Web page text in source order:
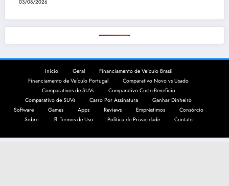
03/08/2026
Início Geral
Financiamento de Veículo Brasil
Financiamento de Veículo Portugal
Comparativo Novo vs Usado
Comparativos de SUVs
Comparativo Custo-Benefício
Comparativo de SUVs
Carro Por Assinatura
Ganhar Dinheiro
Software
Games Apps Reviews Empréstimos
Consórcio
Sobre
📄 Termos de Uso Política de Privacidade Contato